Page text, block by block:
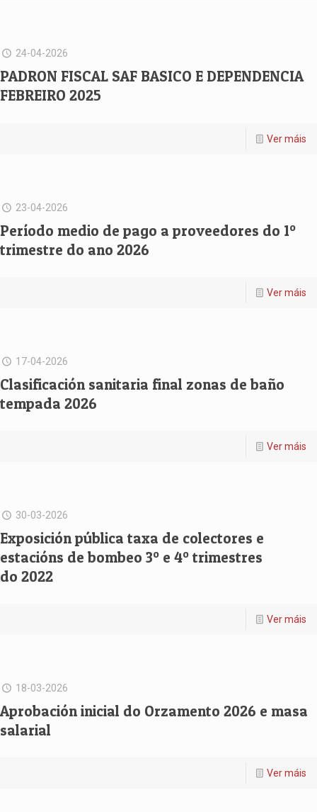
24-04-2026
PADRON FISCAL SAF BASICO E DEPENDENCIA
FEBREIRO 2025
Ver máis
23-04-2026
Período medio de pago a proveedores do 1º
trimestre do ano 2026
Ver máis
17-04-2026
Clasificación sanitaria final zonas de baño
tempada 2026
Ver máis
30-03-2026
Exposición pública taxa de colectores e
estacións de bombeo 3º e 4º trimestres
do 2022
Ver máis
18-03-2026
Aprobación inicial do Orzamento 2026 e masa
salarial
Ver máis